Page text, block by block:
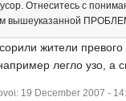
Отнеситесь с
вышеуказанной
жители
легло узо, а
19 December 2007 -